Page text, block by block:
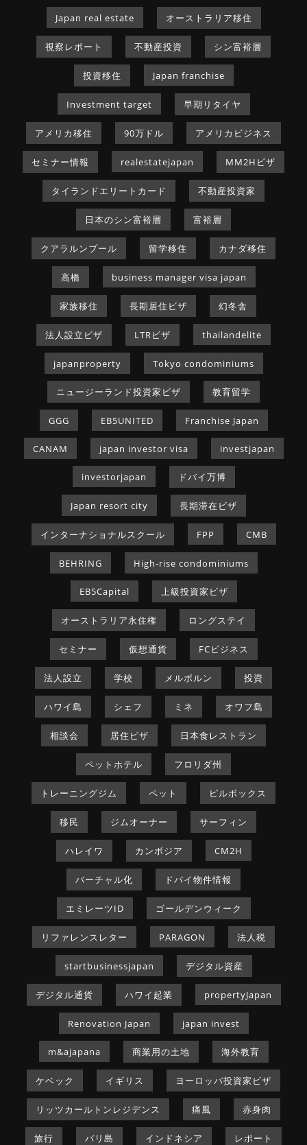
Japan real estate オーストラリア移住
視察レポート 不動産投資 シン富裕層
投資移住 Japan franchise
Investment target 早期リタイヤ
アメリカ移住 90万ドル アメリカビジネス
セミナー情報 realestatejapan MM2Hビザ
タイランドエリートカード 不動産投資家
日本のシン富裕層 富裕層
クアラルンプール 留学移住 カナダ移住
高橋 business manager visa japan
家族移住 長期居住ビザ 幻冬舎
法人設立ビザ LTRビザ thailandelite
japanproperty Tokyo condominiums
ニュージーランド投資家ビザ 教育留学
GGG EB5UNITED Franchise Japan
CANAM japan investor visa investjapan
investorjapan ドバイ万博
Japan resort city 長期滞在ビザ
インターナショナルスクール FPP CMB
BEHRING High-rise condominiums
EB5Capital 上級投資家ビザ
オーストラリア永住権 ロングステイ
セミナー 仮想通貨 FCビジネス
法人設立 学校 メルボルン 投資
ハワイ島 シェフ ミネ オワフ島
相談会 居住ビザ 日本食レストラン
ペットホテル フロリダ州
トレーニングジム ペット ピルボックス
移民 ジムオーナー サーフィン
ハレイワ カンボジア CM2H
バーチャル化 ドバイ物件情報
エミレーツID ゴールデンウィーク
リファレンスレター PARAGON 法人税
startbusinessjapan デジタル資産
デジタル通貨 ハワイ起業 propertyJapan
Renovation Japan japan invest
m&ajapana 商業用の土地 海外教育
ケベック イギリス ヨーロッパ投資家ビザ
リッツカールトンレジデンス 痛風 赤身肉
旅行 バリ島 インドネシア レポート